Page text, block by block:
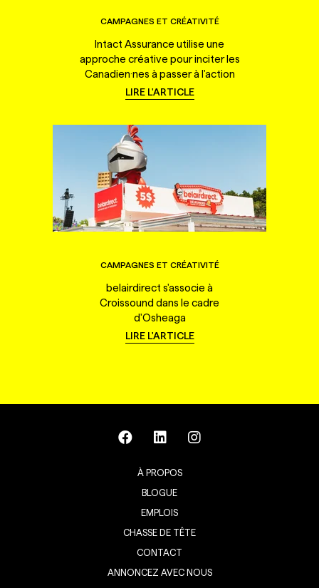
CAMPAGNES ET CRÉATIVITÉ
Intact Assurance utilise une
approche créative pour inciter les
Canadien·nes à passer à l'action
LIRE L'ARTICLE
CAMPAGNES ET CRÉATIVITÉ
belairdirect s'associe à
Croissound dans le cadre
d'Osheaga
LIRE L'ARTICLE
À PROPOS
BLOGUE
EMPLOIS
CHASSE DE TÊTE
CONTACT
ANNONCEZ AVEC NOUS